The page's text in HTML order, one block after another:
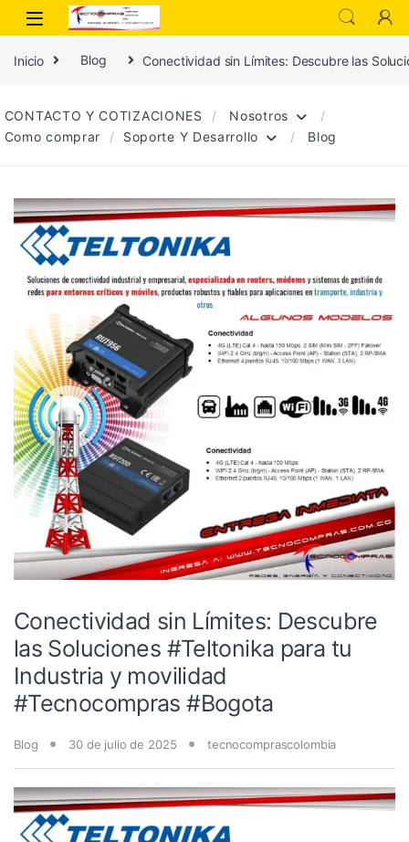
Inicio Blog Conectividad sin Límites: Descubre las
CONTACTO Y COTIZACIONES
Nosotros
Como comprar
Soporte Y Desarrollo Blog
Conectividad sin Límites: Descubre
las Soluciones #Teltonika para tu
Industria y movilidad
#Tecnocompras #Bogota
Blog 30 de julio de 2025 tecnocomprascolombia